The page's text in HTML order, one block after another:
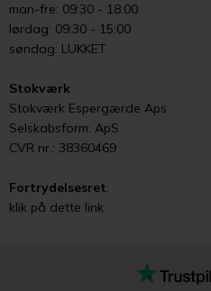
man-fre: 09:30 - 18:00
lørdag: 09:30 - 15:00
søndag: LUKKET
Stokværk
Stokværk Espergærde Aps
Selskabsform: ApS
CVR nr.: 38360469
Fortrydelsesret:
klik på dette link